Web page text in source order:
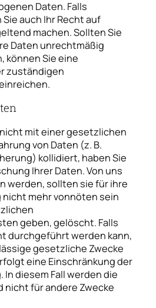
Daten. Falls
auch Ihr Recht auf
machen. Sollten Sie
Daten unrechtmäßig
können Sie eine
zuständigen
mit einer gesetzlichen
von Daten (z. B.
kollidiert, haben Sie
Ihrer Daten. Von uns
werden, sollten sie für ihre
mehr vonnöten sein
geben, gelöscht. Falls
durchgeführt werden kann,
gesetzliche Zwecke
eine Einschränkung der
diesem Fall werden die
nicht für andere Zwecke